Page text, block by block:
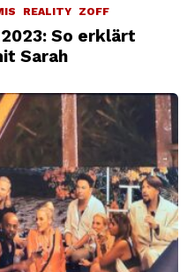
REALITY ZOFF
So erklärt
Sarah